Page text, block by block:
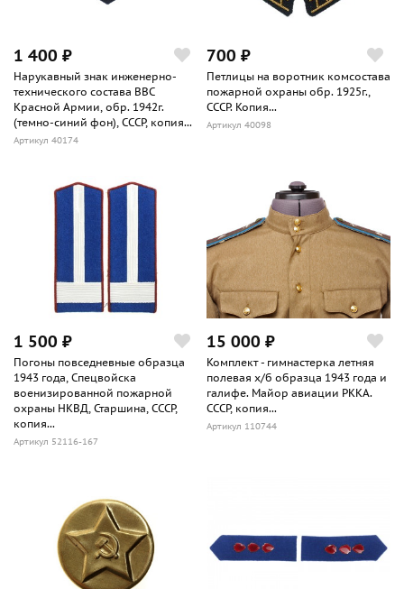
1 400 ₽
Нарукавный знак инженерно-
технического состава ВВС
Красной Армии, обр. 1942г.
(темно-синий фон), СССР, копия...
Артикул 40174
700 ₽
Петлицы на воротник комсостава
пожарной охраны обр. 1925г.,
СССР. Копия...
Артикул 40098
1 500 ₽
Погоны повседневные образца
1943 года, Спецвойска
военизированной пожарной
охраны НКВД, Старшина, СССР,
копия...
Артикул 52116-167
15 000 ₽
Комплект - гимнастерка летняя
полевая х/б образца 1943 года и
галифе. Майор авиации РККА.
СССР, копия...
Артикул 110744